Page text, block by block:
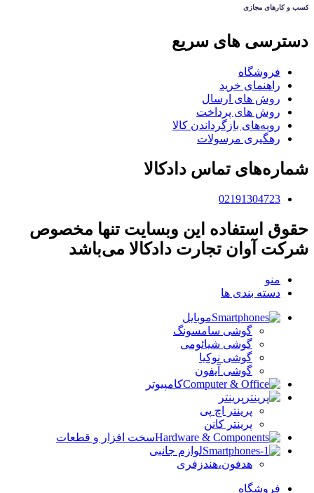
دسترسی های سریع
فروشگاه
راهنمای خرید
روش های ارسال
روش های پرداخت
رویه‌های بازگرداندن کالا
رهگیری مرسولات
شماره‌های تماس دادکالا
02191304723
حقوق استفاده این وبسایت تنها مخصوص
شرکت آوان تجارت دادکالا می‌باشد
منو
دسته بندی ها
موبایل
گوشی سامسونگ
گوشی شیائومی
گوشی نوکیا
گوشی آیفون
کامپیوتر
پرینتر
پرینتر اچ پی
پرینتر کانن
سخت افزار و قطعات
لوازم جانبی
هدفون،هندزفری
فروشگاه